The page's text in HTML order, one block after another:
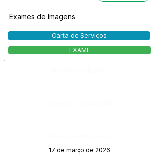
Exames de Imagens
Carta de Serviços
EXAME
17 de março de 2026